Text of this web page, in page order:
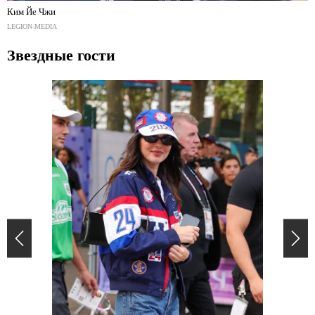
Ким Йе Чжи
LEGION-MEDIA
Звездные гости